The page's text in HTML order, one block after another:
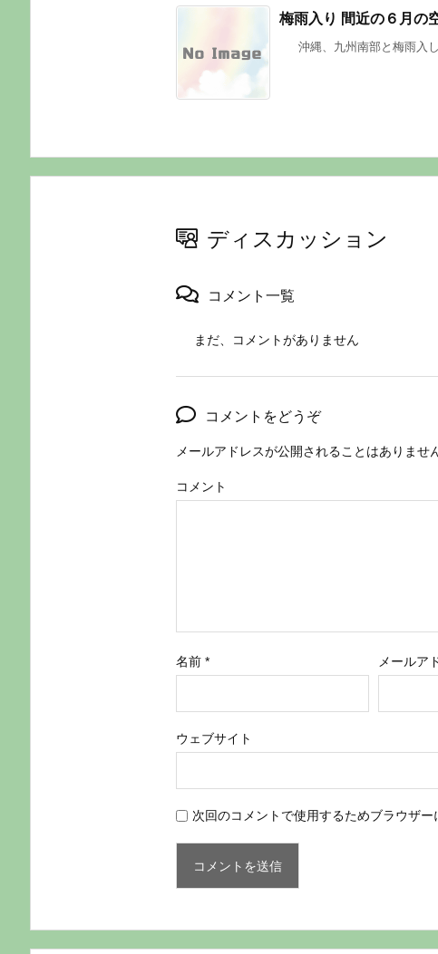
梅雨入り 間近の６月の
沖縄、九州南部と梅雨入
ディスカッション
コメント一覧
まだ、コメントがありません
コメントをどうぞ
メールアドレスが公開されることはありませ
コメント
名前 * メールア
ウェブサイト
次回のコメントで使用するためブラウザ